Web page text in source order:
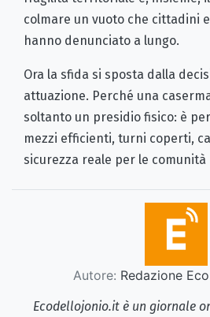
colmare un vuoto che cittadini
hanno denunciato a lungo.
Ora la sfida si sposta dalla
attuazione. Perché una
soltanto un presidio fisico: è
mezzi efficienti, turni coperti,
sicurezza reale per le comunità
Autore: Redazione
Ecodellojonio.it è un giornale